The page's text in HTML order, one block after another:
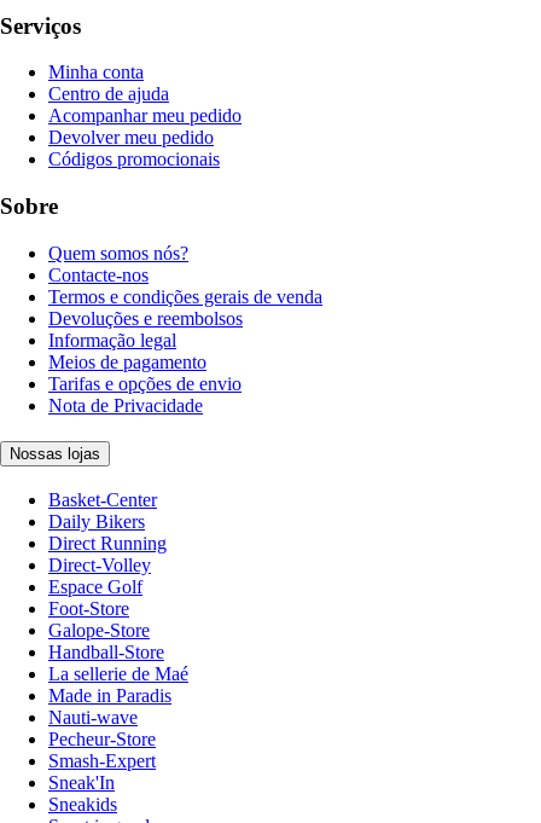
Serviços
Minha conta
Centro de ajuda
Acompanhar meu pedido
Devolver meu pedido
Códigos promocionais
Sobre
Quem somos nós?
Contacte-nos
Termos e condições gerais de venda
Devoluções e reembolsos
Informação legal
Meios de pagamento
Tarifas e opções de envio
Nota de Privacidade
Nossas lojas
Basket-Center
Daily Bikers
Direct Running
Direct-Volley
Espace Golf
Foot-Store
Galope-Store
Handball-Store
La sellerie de Maé
Made in Paradis
Nauti-wave
Pecheur-Store
Smash-Expert
Sneak'In
Sneakids